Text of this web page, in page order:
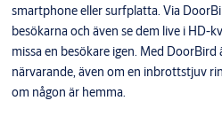
smartphone eller surfplatta. Via
besökarna och även se dem live i HD-
missa en besökare igen. Med
närvarande, även om en inbrottstjuv
om någon är hemma.